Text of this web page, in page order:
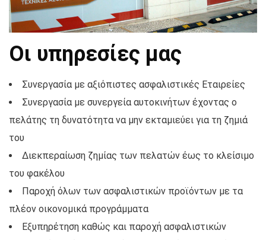
Οι υπηρεσίες μας
Συνεργασία με αξιόπιστες ασφαλιστικές Εταιρείες
Συνεργασία με συνεργεία αυτοκινήτων έχοντας ο
πελάτης τη δυνατότητα να μην εκταμιεύει για τη ζημιά
του
Διεκπεραίωση ζημίας των πελατών έως το κλείσιμο
του φακέλου
Παροχή όλων των ασφαλιστικών προϊόντων με τα
πλέον οικονομικά προγράμματα
Εξυπηρέτηση καθώς και παροχή ασφαλιστικών